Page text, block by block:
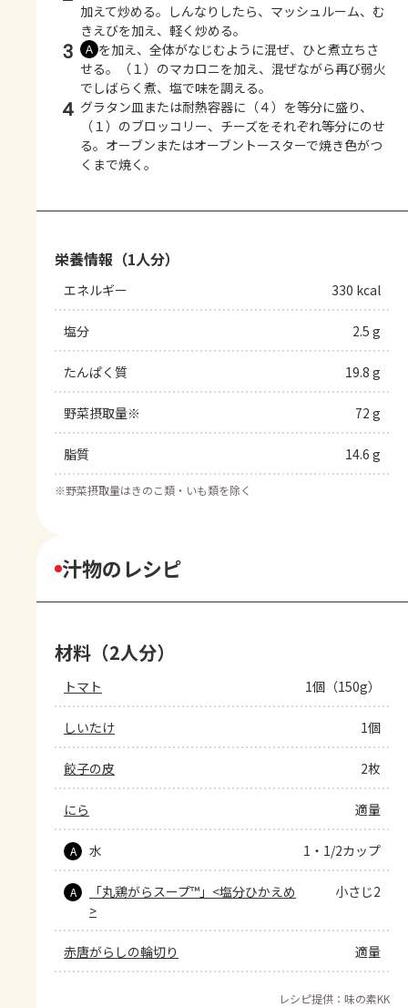
加えて炒める。しんなりしたら、マッシュルーム、む
きえびを加え、軽く炒める。
3 Ａ を加え、全体がなじむように混ぜ、ひと煮立ちさ
せる。（１）のマカロニを加え、混ぜながら再び弱火
でしばらく煮、塩で味を調える。
4 グラタン皿または耐熱容器に（４）を等分に盛り、
（１）のブロッコリー、チーズをそれぞれ等分にのせ
る。オーブンまたはオーブントースターで焼き色がつ
くまで焼く。
栄養情報（1人分）
エネルギー 330 kcal
塩分 2.5 g
たんぱく質 19.8 g
野菜摂取量※ 72 g
脂質 14.6 g
※野菜摂取量はきのこ類・いも類を除く
汁物のレシピ
材料（2人分）
トマト 1個（150g）
しいたけ 1個
餃子の皮 2枚
にら 適量
A 水 1・1/2カップ
A
「丸鶏がらスープ™」<塩分ひかえめ
>
小さじ2
赤唐がらしの輪切り 適量
レシピ提供：味の素KK